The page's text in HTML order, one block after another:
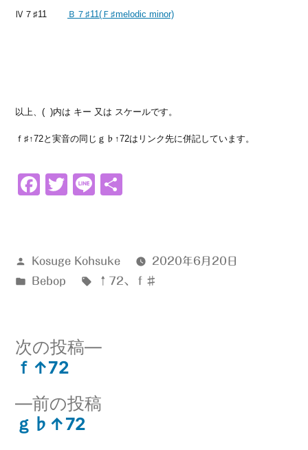
Ⅳ７♯11 Ｂ７♯11(Ｆ♯melodic minor)
以上、( )内は キー 又は スケールです。
ｆ♯↑72と実音の同じｇ♭↑72はリンク先に併記しています。
Facebook
Twitter
Line
投
稿
Kosuge Kohsuke
2020年6月20日
カ
ー:
Bebop
タ
↑72、 ｆ♯
投
稿 前の投稿
ｇ♭↑72
次の投稿
次
ｆ↑72